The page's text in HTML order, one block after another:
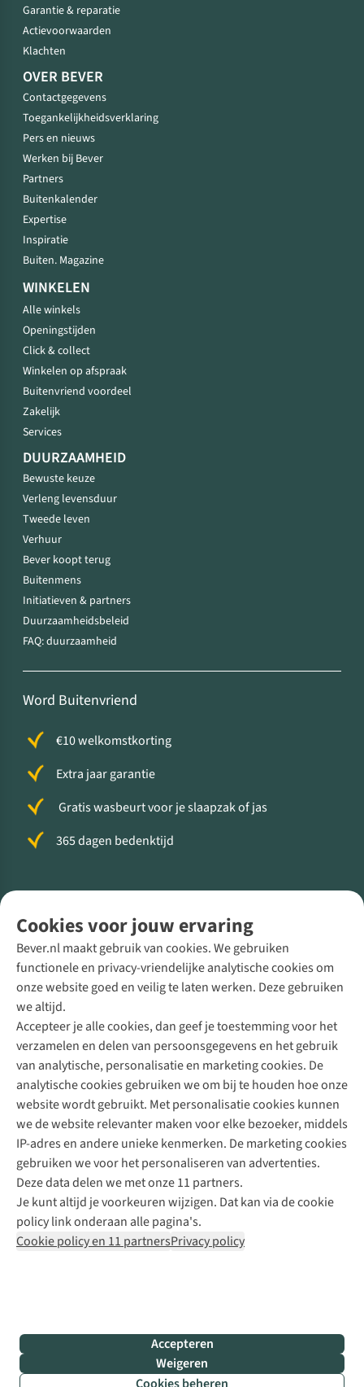
Cookies voor jouw ervaring
Bever.nl maakt gebruik van cookies. We gebruiken
functionele en privacy-vriendelijke analytische cookies om
onze website goed en veilig te laten werken. Deze gebruiken
we altijd.
Accepteer je alle cookies, dan geef je toestemming voor het
verzamelen en delen van persoonsgegevens en het gebruik
van analytische, personalisatie en marketing cookies. De
analytische cookies gebruiken we om bij te houden hoe onze
website wordt gebruikt. Met personalisatie cookies kunnen
we de website relevanter maken voor elke bezoeker, middels
IP-adres en andere unieke kenmerken. De marketing cookies
gebruiken we voor het personaliseren van advertenties.
Deze data delen we met onze 11 partners.
Je kunt altijd je voorkeuren wijzigen. Dat kan via de cookie
policy link onderaan alle pagina's.
Cookie policy en 11 partnersPrivacy policy
Accepteren
Weigeren
Garantie & reparatie
Actievoorwaarden
Klachten
OVER BEVER
Contactgegevens
Toegankelijkheidsverklaring
Pers en nieuws
Werken bij Bever
Partners
Buitenkalender
Expertise
Inspiratie
Buiten. Magazine
WINKELEN
Alle winkels
Openingstijden
Click & collect
Winkelen op afspraak
Buitenvriend voordeel
Zakelijk
Services
DUURZAAMHEID
Bewuste keuze
Verleng levensduur
Tweede leven
Verhuur
Bever koopt terug
Buitenmens
Initiatieven & partners
Duurzaamheidsbeleid
FAQ: duurzaamheid
Word Buitenvriend
€10 welkomstkorting
Extra jaar garantie
Gratis wasbeurt voor je slaapzak of jas
365 dagen bedenktijd
Direct advies van een Buitenexpert
+31 (0)85 888 50 88
+31 6 12 28 49 80
Contactformulier
Bever
B.V.